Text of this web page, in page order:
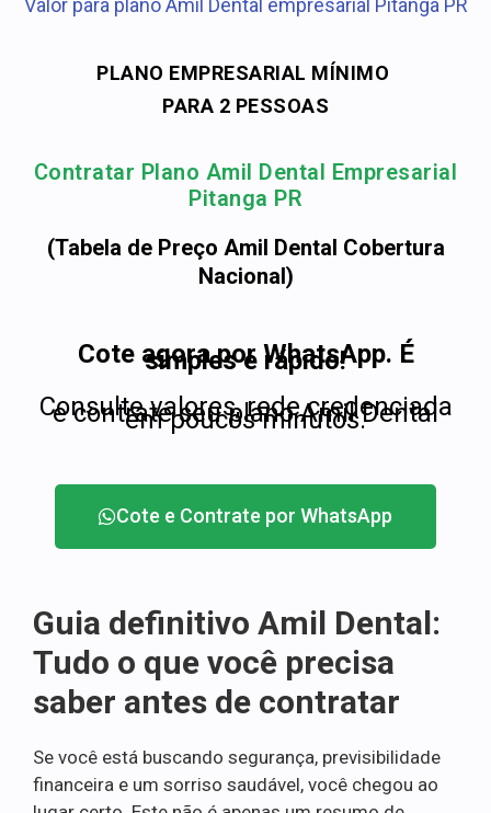
Valor para plano Amil Dental empresarial Pitanga PR
PLANO EMPRESARIAL MÍNIMO
PARA 2 PESSOAS
Contratar Plano Amil Dental Empresarial
Pitanga PR
(Tabela de Preço Amil Dental Cobertura
Nacional)
Cote agora por WhatsApp. É
simples e rápido!
Consulte valores, rede credenciada
e contrate seu plano Amil Dental
em poucos minutos.
Cote e Contrate por WhatsApp
Guia definitivo Amil Dental:
Tudo o que você precisa
saber antes de contratar
Se você está buscando segurança, previsibilidade
financeira e um sorriso saudável, você chegou ao